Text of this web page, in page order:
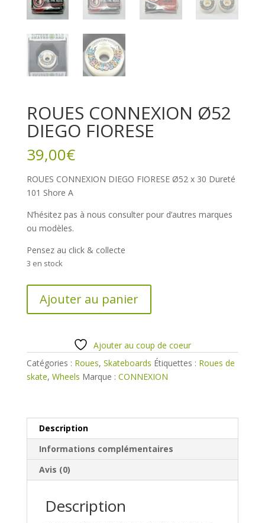
ROUES CONNEXION Ø52
DIEGO FIORESE
39,00€
ROUES CONNEXION DIEGO FIORESE Ø52 x 30 Dureté
101 Shore A
N’hésitez pas à nous consulter pour d’autres marques
ou modèles.
Pensez au click & collecte
3 en stock
ROUES
DIEGO
FIORESE
Ajouter au panier
Ajouter au coup de coeur
Catégories : Roues, Skateboards Étiquettes : Roues de
skate, Wheels Marque : CONNEXION
Description
Informations complémentaires
Avis (0)
Description